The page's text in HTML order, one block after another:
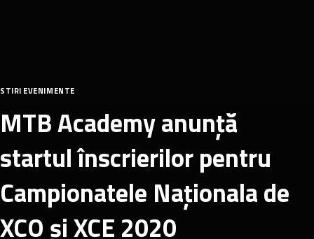
STIRI EVENIMENTE
MTB Academy anunță
startul înscrierilor pentru
Campionatele Naționala de
XCO și XCE 2020